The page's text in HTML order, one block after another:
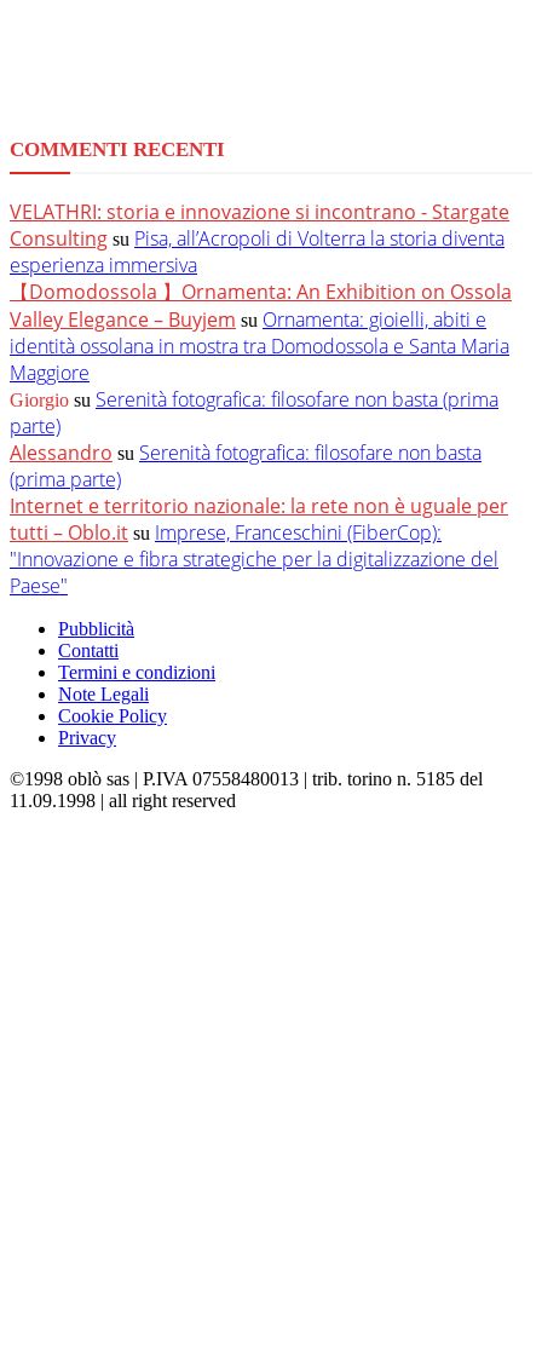
COMMENTI RECENTI
VELATHRI: storia e innovazione si incontrano - Stargate
Consulting su Pisa, all’Acropoli di Volterra la storia diventa
esperienza immersiva
【Domodossola 】Ornamenta: An Exhibition on Ossola
Valley Elegance – Buyjem su Ornamenta: gioielli, abiti e
identità ossolana in mostra tra Domodossola e Santa Maria
Maggiore
Giorgio su Serenità fotografica: filosofare non basta (prima
parte)
Alessandro su Serenità fotografica: filosofare non basta
(prima parte)
Internet e territorio nazionale: la rete non è uguale per
tutti – Oblo.it su Imprese, Franceschini (FiberCop):
"Innovazione e fibra strategiche per la digitalizzazione del
Paese"
Pubblicità
Contatti
Termini e condizioni
Note Legali
Cookie Policy
Privacy
©1998 oblò sas | P.IVA 07558480013 | trib. torino n. 5185 del
11.09.1998 | all right reserved